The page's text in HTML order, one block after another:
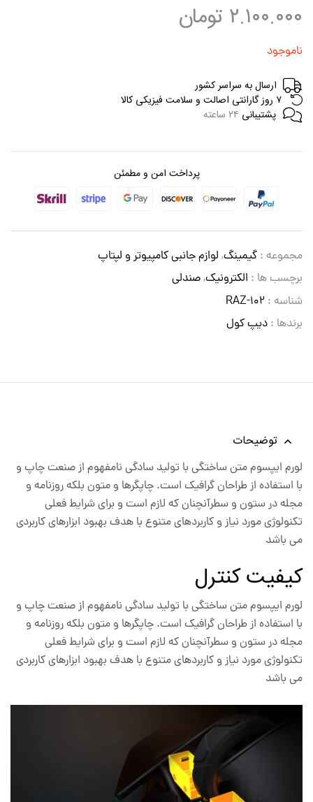
۲.۱۰۰.۰۰۰ تومان
ناموجود
ارسال به سراسر کشور
پشتیبانی
پرداخت امن و مطمئن
مجموعه : گیمینگ, لوازم جانبی کامپیوتر و لپتاپ
برچسب ها : الکترونیک,صندلی
شناسه : RAZ-102
برندها : دیپ کول
توضیحات
لورم ایپسوم متن ساختگی با تولید سادگی نامفهوم از صنعت چاپ و
با استفاده از طراحان گرافیک است. چاپگرها و متون بلکه روزنامه و
مجله در ستون و سطرآنچنان که لازم است و برای شرایط فعلی
تکنولوژی مورد نیاز و کاربردهای متنوع با هدف بهبود ابزارهای کاربردی
می باشد
کیفیت کنترل
لورم ایپسوم متن ساختگی با تولید سادگی نامفهوم از صنعت چاپ و
با استفاده از طراحان گرافیک است. چاپگرها و متون بلکه روزنامه و
مجله در ستون و سطرآنچنان که لازم است و برای شرایط فعلی
تکنولوژی مورد نیاز و کاربردهای متنوع با هدف بهبود ابزارهای کاربردی
می باشد